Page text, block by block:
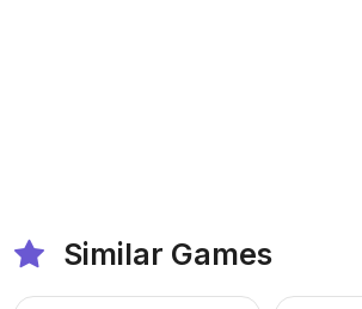
Similar Games